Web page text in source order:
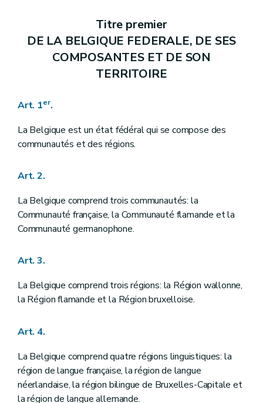
DES POUVOIRS
Art. 33
Art. 34
Art. 35
Art. 38
Art. 39
Art. 41
Chapitre premier DES CHAMBRES FEDERALES
Art. 46
Art. 47
Art. 48
Art. 49
Art. 54
Art. 55
Art. 60
Section première
De la Chambre des représentants
Art. 61
Art. 62
Art. 63
Titre premier
DE LA BELGIQUE FEDERALE, DE SES
COMPOSANTES ET DE SON
TERRITOIRE
Art. 1er.
La Belgique est un état fédéral qui se compose des
communautés et des régions.
Art. 2.
La Belgique comprend trois communautés: la
Communauté française, la Communauté flamande et la
Communauté germanophone.
Art. 3.
La Belgique comprend trois régions: la Région wallonne,
la Région flamande et la Région bruxelloise.
Art. 4.
La Belgique comprend quatre régions linguistiques: la
région de langue française, la région de langue
néerlandaise, la région bilingue de Bruxelles-Capitale et
la région de langue allemande.